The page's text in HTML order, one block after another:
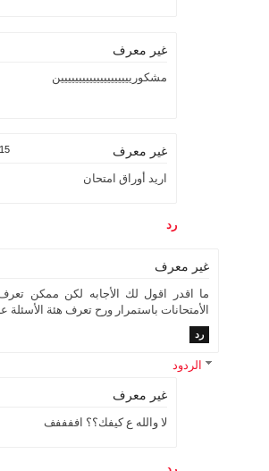
غير معرف
مشكوريييييييييييييييييييين
غير معرف 15 ديسمبر 2025 في 10:16 ص
اريد أوراق امتحان
رد
غير معرف
ما اقدر اقول لك الأجابه لكن ممكن
الأمتحانات باستمرار ورح تعرف هئة
رد
الردود
غير معرف
لا والله ع كيفك؟؟ اففففف